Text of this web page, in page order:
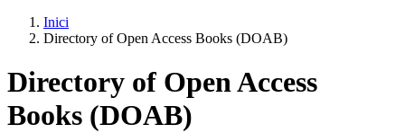
Inici
Directory of Open Access Books (DOAB)
Directory of Open Access
Books (DOAB)